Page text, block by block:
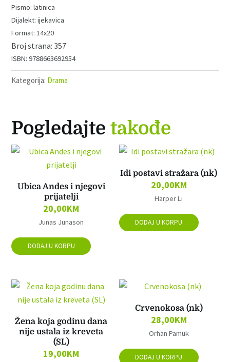
latinica
ijekavica
14x20
357
9788663692954
Kategorija: Drama
Pogledajtetakođe
Ubica Andes i njegovi
prijatelji
20,00KM
Junas Junason
DODAJ U KORPU
Idi postavi stražara (nk)
20,00KM
Harper Li
DODAJ U KORPU
Žena koja godinu dana
nije ustala iz kreveta
(SL)
19,00KM
Crvenokosa (nk)
28,00KM
Orhan Pamuk
DODAJ U KORPU